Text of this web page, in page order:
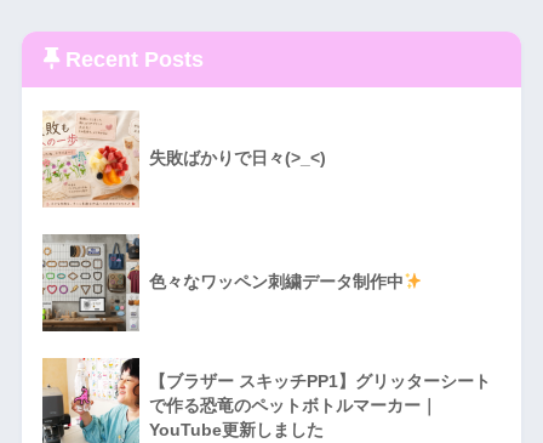
Recent Posts
失敗ばかりで日々(>_<)
色々なワッペン刺繍データ制作中
【ブラザー スキッチPP1】グリッターシート
で作る恐竜のペットボトルマーカー｜
YouTube更新しました